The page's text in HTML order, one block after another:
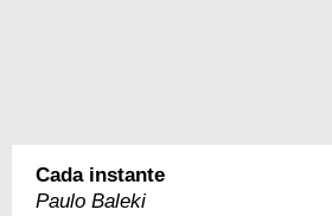
Cada instante
Paulo Baleki